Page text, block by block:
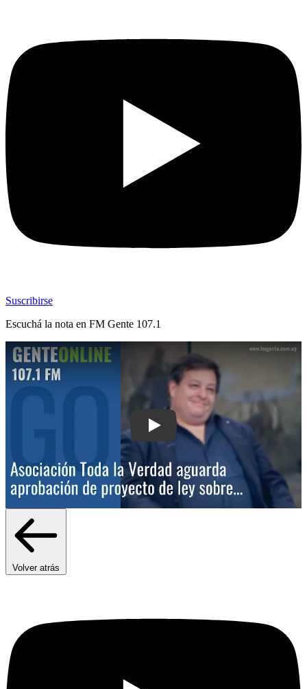
Suscribirse
Escuchá la nota en FM Gente 107.1
Play: Asociación Toda la Verdad
Volver atrás